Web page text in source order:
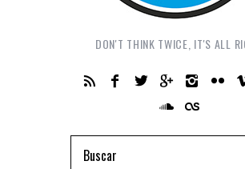
DON'T THINK TWICE, IT'S ALL